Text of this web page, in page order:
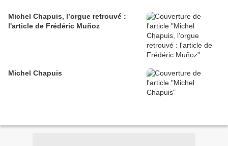
Michel Chapuis, l’orgue retrouvé :
l'article de Frédéric Muñoz
Michel Chapuis